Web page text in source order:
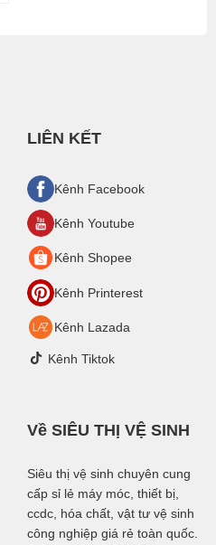
LIÊN KẾT
Kênh Facebook
Kênh Youtube
Kênh Shopee
Kênh Printerest
Kênh Lazada
Kênh Tiktok
Về SIÊU THỊ VỆ SINH
Siêu thị vệ sinh chuyên cung
cấp sỉ lẻ máy móc, thiết bị,
ccdc, hóa chất, vật tư vệ sinh
công nghiệp giá rẻ toàn quốc.